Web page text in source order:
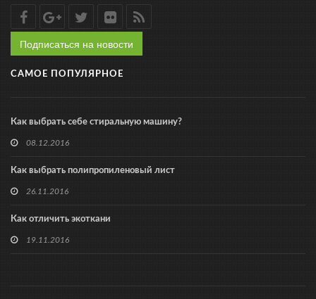
Подписаться на новости
САМОЕ ПОПУЛЯРНОЕ
Как выбрать себе стиральную машину?
08.12.2016
Как выбрать полипропиленовый лист
26.11.2016
Как отличить экоткани
19.11.2016